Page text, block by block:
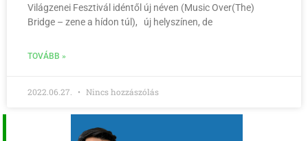
Világzenei Fesztivál idéntől új néven (Music Over(The)
Bridge – zene a hídon túl), új helyszínen, de
TOVÁBB »
2022.06.27. Nincs hozzászólás